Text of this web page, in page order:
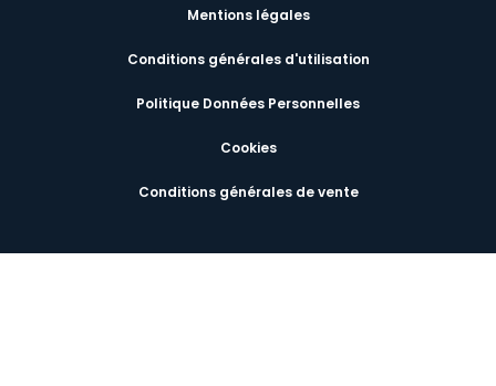
Mentions légales
Conditions générales d'utilisation
Politique Données Personnelles
Cookies
Conditions générales de vente